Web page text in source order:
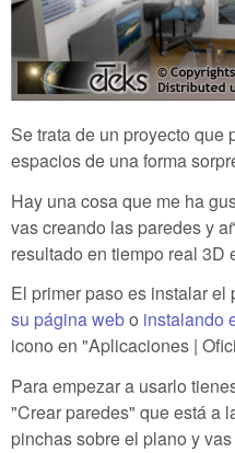
Se trata de un proyecto que
espacios de una forma
Hay una cosa que me ha
vas creando las paredes y
resultado en tiempo real 3D
El primer paso es instalar
su página webo instalando
icono en "Aplicaciones |
Para empezar a usarlo
"Crear paredes" que está a
pinchas sobre el plano y